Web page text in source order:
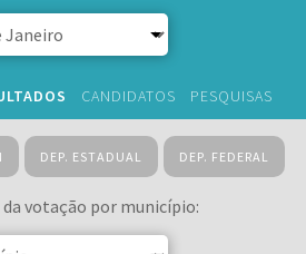
CANDIDATOS PESQUISAS
DEP. ESTADUAL DEP. FEDERAL
votação por município: